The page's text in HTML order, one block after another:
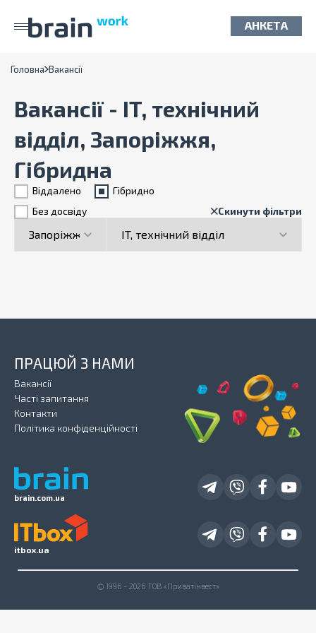
АНКЕТА
Головна Вакансії
Вакансії - IT, технічний
відділ, Запоріжжя,
Гібридна
Віддалено
Гiбридно
Без досвіду
Скинути фільтри
brain.com.ua
ПРАЦЮЙ З НАМИ
Вакансії
Часті запитання
Контакти
Політика конфіденційності
itbox.ua
© 1996 - 2026 ТОВ «Приватінвест»